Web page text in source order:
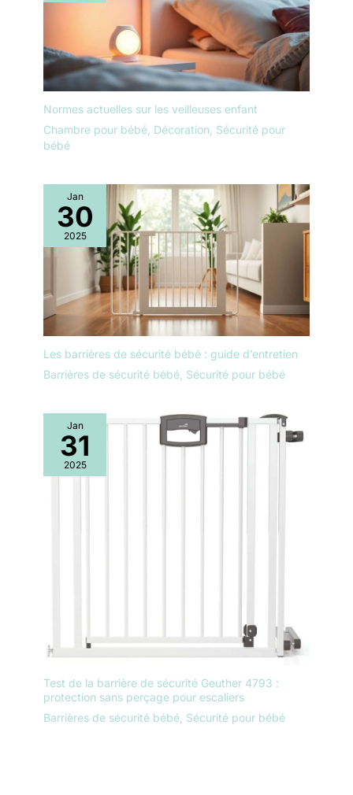
Normes actuelles sur les veilleuses enfant
Chambre pour bébé Décoration Sécurité pour
bébé
Jan
30
2025
Les barrières de sécurité bébé : guide d’entretien
Barrières de sécurité bébé, Sécurité pour bébé
Jan
31
2025
Test de la barrière de sécurité Geuther 4793 :
protection sans perçage pour escaliers
Barrières de sécurité bébé Sécurité pour bébé